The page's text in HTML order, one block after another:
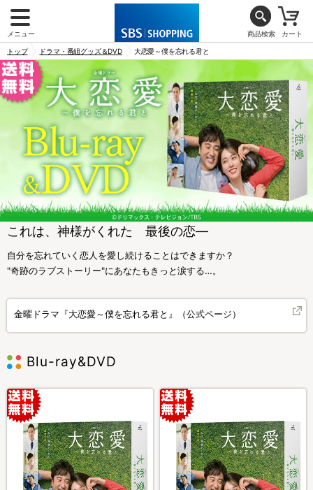
メニュー 商品検索 カート
トップ ドラマ・番組グッズ＆DVD 大恋愛～僕を忘れる君と
これは、神様がくれた 最後の恋―
自分を忘れていく恋人を愛し続けることはできますか？
"奇跡のラブストーリー"にあなたもきっと涙する…。
金曜ドラマ『大恋愛～僕を忘れる君と』（公式ページ）
Blu-ray&DVD